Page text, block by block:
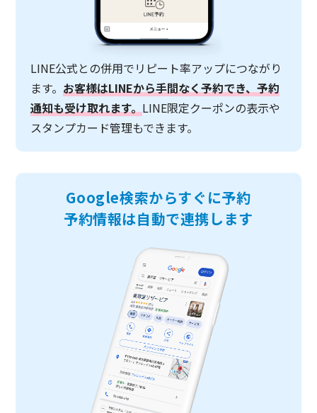
LINE公式との併用でリピート率アップにつながり
ます。 お客様はLINEから手間なく予約でき、予約
通知も受け取れます。LINE限定クーポンの表示や
スタンプカード管理もできます。
Google検索からすぐに予約
予約情報は自動で連携します